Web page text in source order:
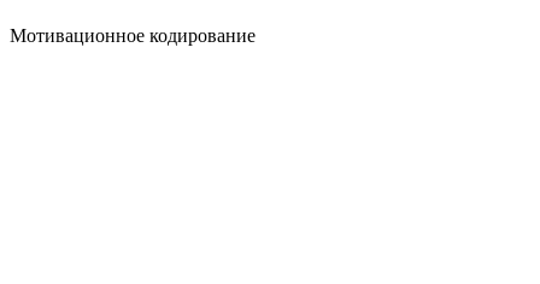
Мотивационное кодирование